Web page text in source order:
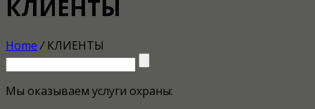
КЛИЕНТЫ
Home /КЛИЕНТЫ
Мы оказываем услуги охраны: